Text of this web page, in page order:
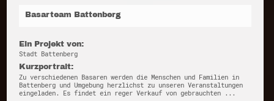
Basarteam Battenberg
Ein Projekt von:
Stadt Battenberg
Kurzportrait:
Zu verschiedenen Basaren werden die Menschen und Familien in
Battenberg und Umgebung herzlichst zu unseren Veranstaltungen
eingeladen. Es findet ein reger Verkauf von gebrauchten ...